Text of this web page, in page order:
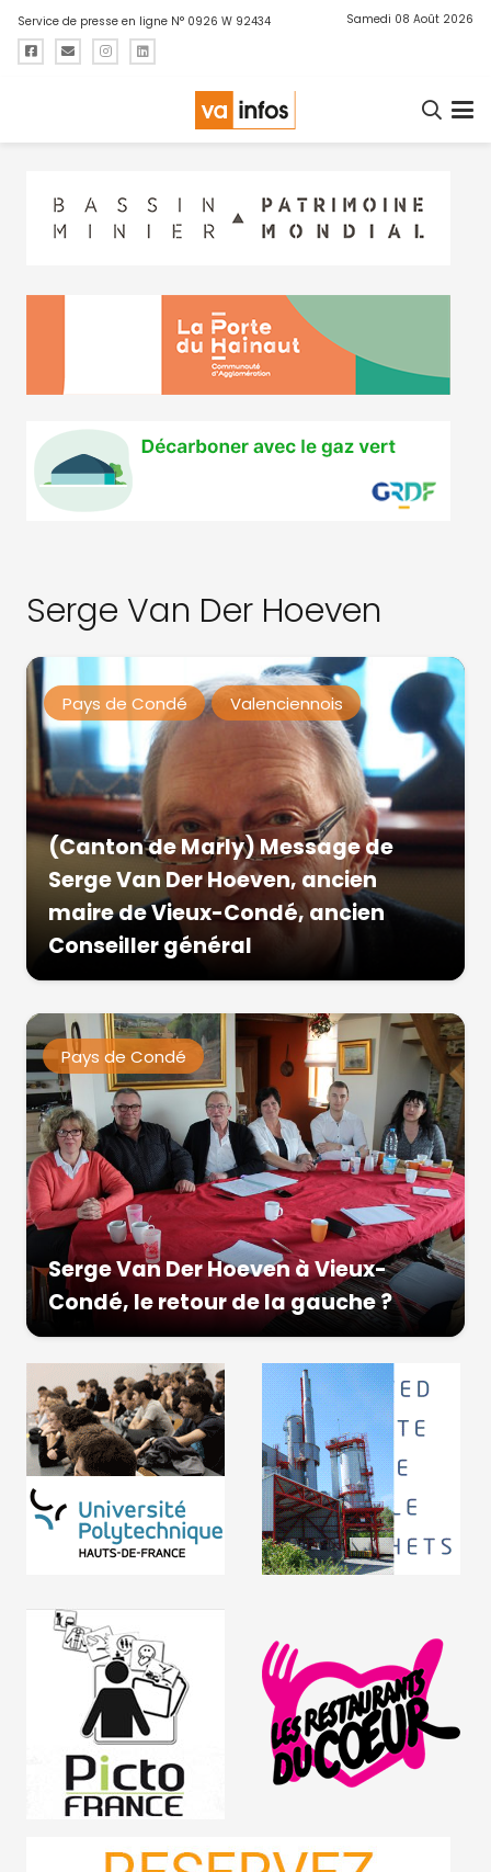
Service de presse en ligne N° 0926 W 92434 Samedi 08 Août 2026
Serge Van Der Hoeven
Pays de Condé Valenciennois
(Canton de Marly) Message de
Serge Van Der Hoeven, ancien
maire de Vieux-Condé, ancien
Conseiller général
Pays de Condé
Serge Van Der Hoeven à Vieux-
Condé, le retour de la gauche ?